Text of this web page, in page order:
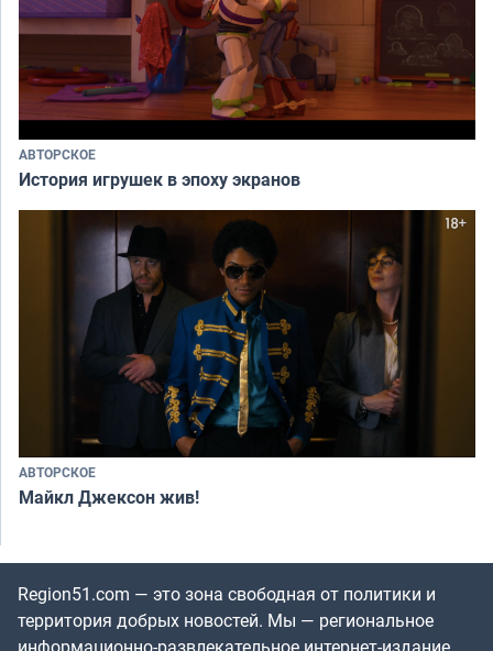
АВТОРСКОЕ
История игрушек в эпоху экранов
АВТОРСКОЕ
Майкл Джексон жив!
Region51.com — это зона свободная от политики и
территория добрых новостей. Мы — региональное